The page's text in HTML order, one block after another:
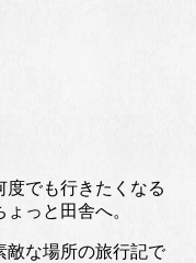
度でも行きたくなる
っと田舎へ。
敵な場所の旅行記で